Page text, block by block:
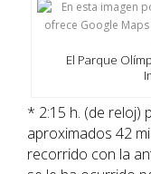
El Parque
* 2:15 h. (de reloj)
aproximados 42
recorrido con la